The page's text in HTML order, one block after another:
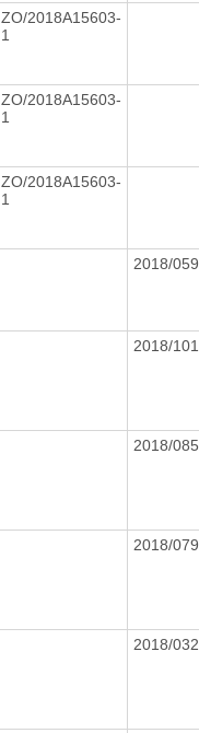
ZO/2018A15603-
1
ZO/2018A15603-
1
ZO/2018A15603-
1
2018/059
2018/101
2018/085
2018/079
2018/032